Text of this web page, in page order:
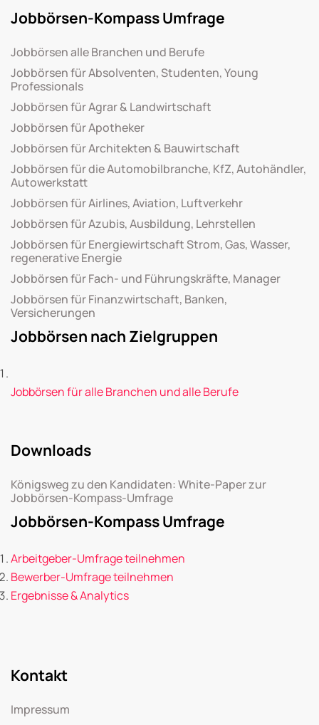
Jobbörsen-Kompass Umfrage
Jobbörsen alle Branchen und Berufe
Jobbörsen für Absolventen, Studenten, Young
Professionals
Jobbörsen für Agrar & Landwirtschaft
Jobbörsen für Apotheker
Jobbörsen für Architekten & Bauwirtschaft
Jobbörsen für die Automobilbranche, KfZ, Autohändler,
Autowerkstatt
Jobbörsen für Airlines, Aviation, Luftverkehr
Jobbörsen für Azubis, Ausbildung, Lehrstellen
Jobbörsen für Energiewirtschaft Strom, Gas, Wasser,
regenerative Energie
Jobbörsen für Fach- und Führungskräfte, Manager
Jobbörsen für Finanzwirtschaft, Banken,
Versicherungen
Jobbörsen nach Zielgruppen
Jobbörsen für alle Branchen und alle Berufe
Downloads
Königsweg zu den Kandidaten: White-Paper zur
Jobbörsen-Kompass-Umfrage
Jobbörsen-Kompass Umfrage
Arbeitgeber-Umfrage teilnehmen
Bewerber-Umfrage teilnehmen
Ergebnisse & Analytics
Kontakt
Impressum